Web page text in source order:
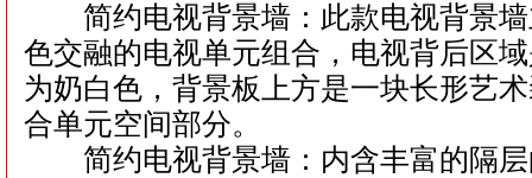
简约电视背景墙：此款电视背景墙
色交融的电视单元组合，电视背后区
为奶白色，背景板上方是一块长形艺
合单元空间部分。
简约电视背景墙：内含丰富的隔层